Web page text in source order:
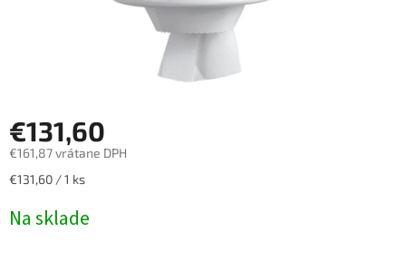
€131,60
€161,87 vrátane DPH
Jednotková
€131,60 / 1 ks
Na sklade